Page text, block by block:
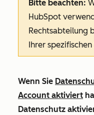
Bitte beachten:
HubSpot
Rechtsabteilung
Ihrer
Wenn Sie
Account aktiviert
Datenschutz